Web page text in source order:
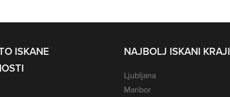
ISKANE
NAJBOLJ ISKANI KRAJI
Ljubljana
Maribor